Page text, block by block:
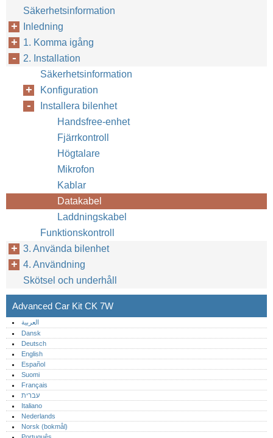
Säkerhetsinformation
Inledning
1. Komma igång
2. Installation
Säkerhetsinformation
Konfiguration
Installera bilenhet
Handsfree-enhet
Fjärrkontroll
Högtalare
Mikrofon
Kablar
Datakabel
Laddningskabel
Funktionskontroll
3. Använda bilenhet
4. Användning
Skötsel och underhåll
Advanced Car Kit CK 7W
العربية
Dansk
Deutsch
English
Español
Suomi
Français
עברית
Italiano
Nederlands
Norsk (bokmål)‎